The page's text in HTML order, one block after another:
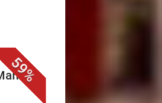
59%